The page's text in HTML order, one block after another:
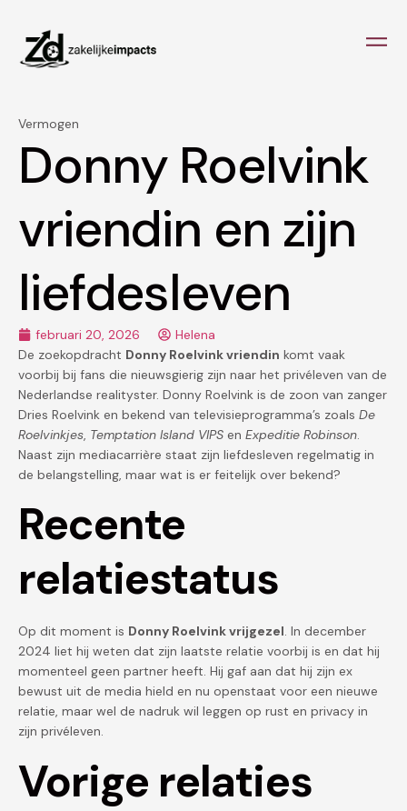
Vermogen
Donny Roelvink
vriendin en zijn
liefdesleven
februari 20, 2026
Helena
De zoekopdracht Donny Roelvink vriendin komt vaak
voorbij bij fans die nieuwsgierig zijn naar het privéleven van de
Nederlandse realityster. Donny Roelvink is de zoon van zanger
Dries Roelvink en bekend van televisieprogramma’s zoals De
Roelvinkjes, Temptation Island VIPS en Expeditie Robinson.
Naast zijn mediacarrière staat zijn liefdesleven regelmatig in
de belangstelling, maar wat is er feitelijk over bekend?
Recente
relatiestatus
Op dit moment is Donny Roelvink vrijgezel. In december
2024 liet hij weten dat zijn laatste relatie voorbij is en dat hij
momenteel geen partner heeft. Hij gaf aan dat hij zijn ex
bewust uit de media hield en nu openstaat voor een nieuwe
relatie, maar wel de nadruk wil leggen op rust en privacy in
zijn privéleven.
Vorige relaties